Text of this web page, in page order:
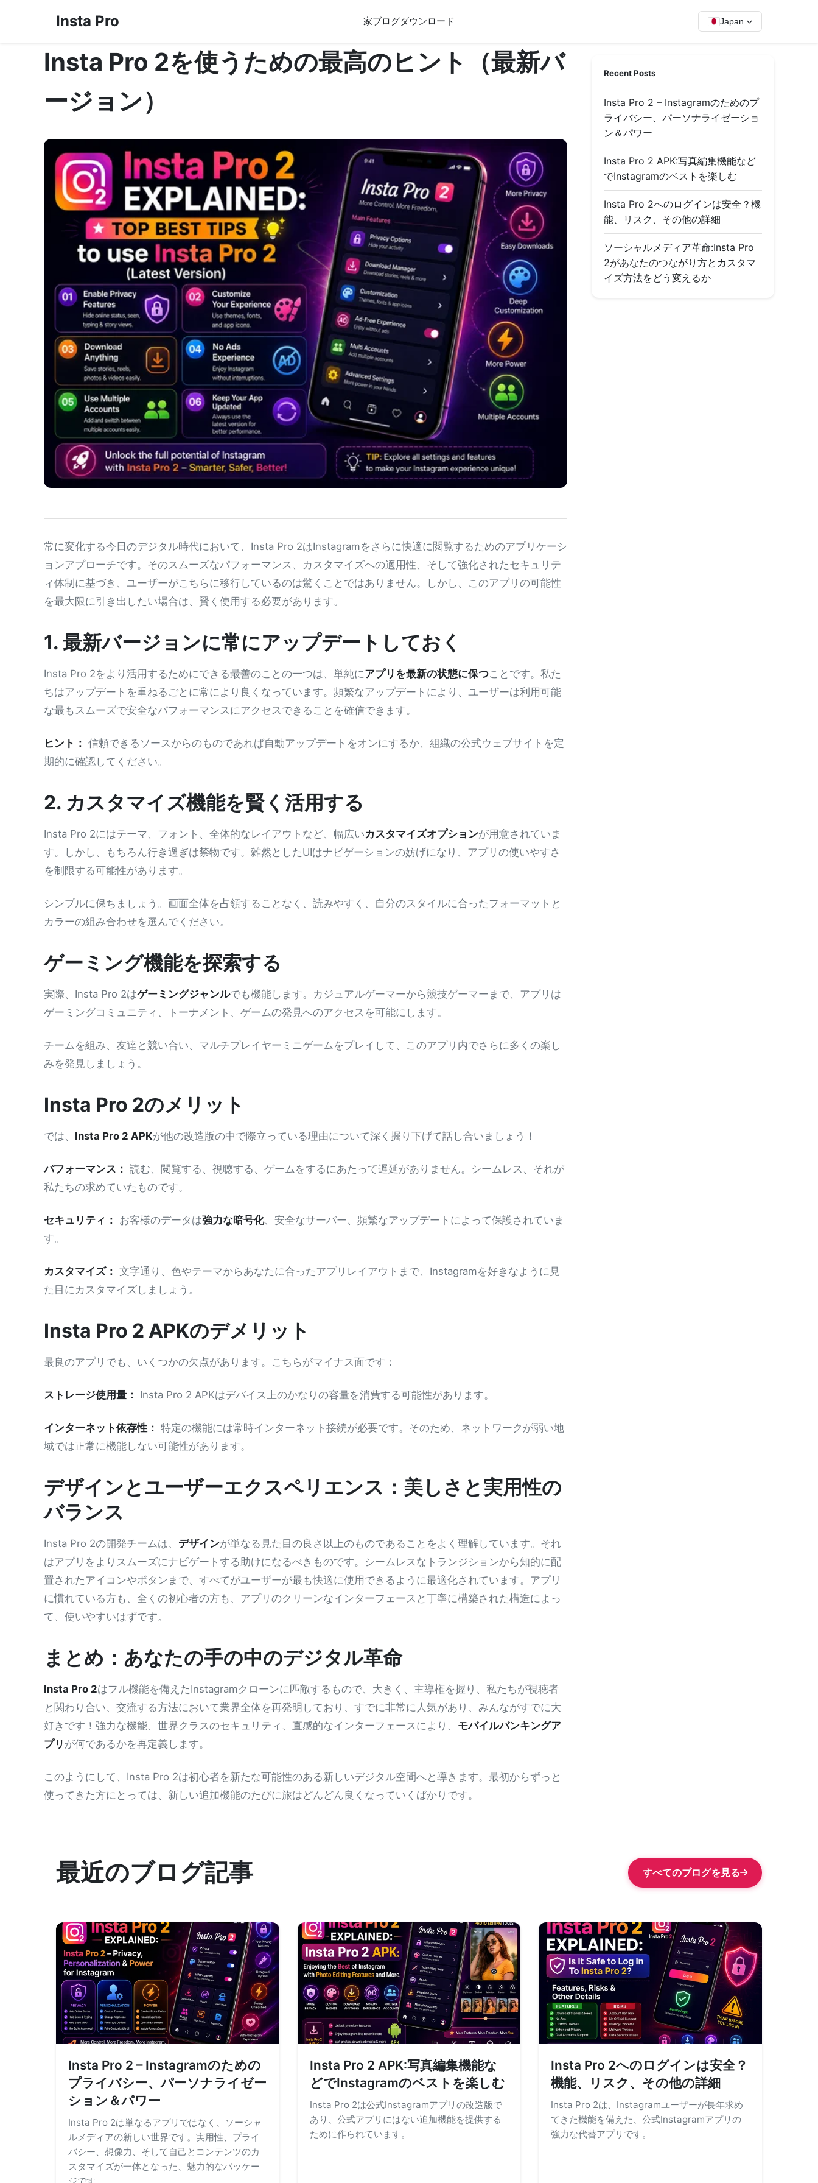
Insta Pro 家ブログダウンロード Japan
Insta Pro 2を使うための最高のヒント（最新バ
ージョン）
常に変化する今日のデジタル時代において、Insta Pro 2はInstagramをさらに快適に閲覧するためのアプリケーシ
ョンアプローチです。そのスムーズなパフォーマンス、カスタマイズへの適用性、そして強化されたセキュリテ
ィ体制に基づき、ユーザーがこちらに移行しているのは驚くことではありません。しかし、このアプリの可能性
を最大限に引き出したい場合は、賢く使用する必要があります。
1. 最新バージョンに常にアップデートしておく
Insta Pro 2をより活用するためにできる最善のことの一つは、単純にアプリを最新の状態に保つことです。私た
ちはアップデートを重ねるごとに常により良くなっています。頻繁なアップデートにより、ユーザーは利用可能
な最もスムーズで安全なパフォーマンスにアクセスできることを確信できます。
ヒント： 信頼できるソースからのものであれば自動アップデートをオンにするか、組織の公式ウェブサイトを定
期的に確認してください。
2. カスタマイズ機能を賢く活用する
Insta Pro 2にはテーマ、フォント、全体的なレイアウトなど、幅広いカスタマイズオプションが用意されていま
す。しかし、もちろん行き過ぎは禁物です。雑然としたUIはナビゲーションの妨げになり、アプリの使いやすさ
を制限する可能性があります。
シンプルに保ちましょう。画面全体を占領することなく、読みやすく、自分のスタイルに合ったフォーマットと
カラーの組み合わせを選んでください。
ゲーミング機能を探索する
実際、Insta Pro 2はゲーミングジャンルでも機能します。カジュアルゲーマーから競技ゲーマーまで、アプリは
ゲーミングコミュニティ、トーナメント、ゲームの発見へのアクセスを可能にします。
チームを組み、友達と競い合い、マルチプレイヤーミニゲームをプレイして、このアプリ内でさらに多くの楽し
みを発見しましょう。
Insta Pro 2のメリット
では、 Insta Pro 2 APKが他の改造版の中で際立っている理由について深く掘り下げて話し合いましょう！
パフォーマンス： 読む、閲覧する、視聴する、ゲームをするにあたって遅延がありません。シームレス、それが
私たちの求めていたものです。
セキュリティ： お客様のデータは強力な暗号化、安全なサーバー、頻繁なアップデートによって保護されていま
す。
カスタマイズ： 文字通り、色やテーマからあなたに合ったアプリレイアウトまで、Instagramを好きなように見
た目にカスタマイズしましょう。
Insta Pro 2 APKのデメリット
最良のアプリでも、いくつかの欠点があります。こちらがマイナス面です：
ストレージ使用量： Insta Pro 2 APKはデバイス上のかなりの容量を消費する可能性があります。
インターネット依存性： 特定の機能には常時インターネット接続が必要です。そのため、ネットワークが弱い地
域では正常に機能しない可能性があります。
デザインとユーザーエクスペリエンス：美しさと実用性の
バランス
Insta Pro 2の開発チームは、 デザインが単なる見た目の良さ以上のものであることをよく理解しています。それ
はアプリをよりスムーズにナビゲートする助けになるべきものです。シームレスなトランジションから知的に配
置されたアイコンやボタンまで、すべてがユーザーが最も快適に使用できるように最適化されています。アプリ
に慣れている方も、全くの初心者の方も、アプリのクリーンなインターフェースと丁寧に構築された構造によっ
て、使いやすいはずです。
まとめ：あなたの手の中のデジタル革命
Insta Pro 2はフル機能を備えたInstagramクローンに匹敵するもので、大きく、主導権を握り、私たちが視聴者
と関わり合い、交流する方法において業界全体を再発明しており、すでに非常に人気があり、みんながすでに大
好きです！強力な機能、世界クラスのセキュリティ、直感的なインターフェースにより、 モバイルバンキングア
プリ が何であるかを再定義します。
このようにして、Insta Pro 2は初心者を新たな可能性のある新しいデジタル空間へと導きます。最初からずっと
使ってきた方にとっては、新しい追加機能のたびに旅はどんどん良くなっていくばかりです。
Recent Posts
Insta Pro 2 – Instagramのためのプ
ライバシー、パーソナライゼーショ
ン＆パワー
Insta Pro 2 APK:写真編集機能など
でInstagramのベストを楽しむ
Insta Pro 2へのログインは安全？機
能、リスク、その他の詳細
ソーシャルメディア革命:Insta Pro
2があなたのつながり方とカスタマ
イズ方法をどう変えるか
最近のブログ記事 すべてのブログを見る
Insta Pro 2 – Instagramのための
プライバシー、パーソナライゼー
ション＆パワー
Insta Pro 2は単なるアプリではなく、ソーシャ
ルメディアの新しい世界です。実用性、プライ
バシー、想像力、そして自己とコンテンツのカ
スタマイズが一体となった、魅力的なパッケー
Insta Pro 2 APK:写真編集機能な
どでInstagramのベストを楽しむ
Insta Pro 2は公式Instagramアプリの改造版で
あり、公式アプリにはない追加機能を提供する
ために作られています。
Insta Pro 2へのログインは安全？
機能、リスク、その他の詳細
Insta Pro 2は、Instagramユーザーが長年求め
てきた機能を備えた、公式Instagramアプリの
強力な代替アプリです。